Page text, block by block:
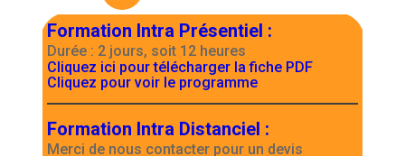
Formation Intra Présentiel :
Durée : 2 jours, soit 12 heures
Cliquez ici pour télécharger la fiche PDF
Cliquez pour voir le programme
Formation Intra Distanciel :
Merci de nous contacter pour un devis